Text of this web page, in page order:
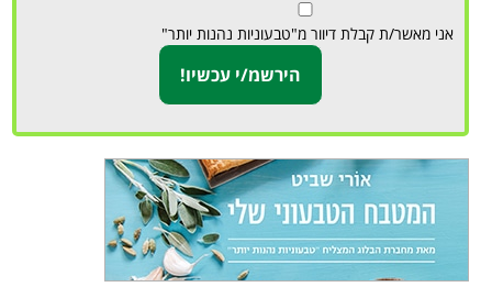
אני מאשר/ת קבלת דיוור מ"טבעוניות נהנות יותר"